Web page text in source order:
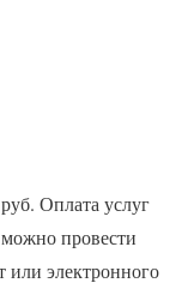
Оплата услуг
провести
или электронного